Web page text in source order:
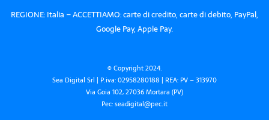
REGIONE: Italia – ACCETTIAMO: carte di credito, carte di debito, PayPal,
Google Pay, Apple Pay.
© Copyright 2024.
Sea Digital Srl | P.iva: 02958280188 | REA: PV – 313970
Via Goia 102, 27036 Mortara (PV)
Pec: seadigital@pec.it